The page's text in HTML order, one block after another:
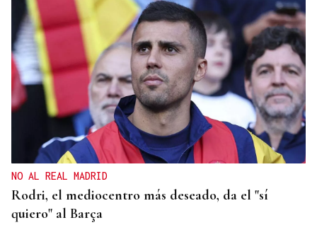
NO AL REAL MADRID
Rodri, el mediocentro más deseado, da el "sí
quiero" al Barça